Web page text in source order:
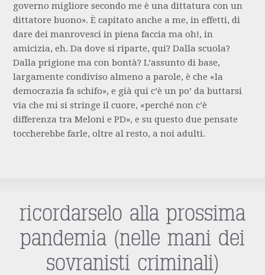
governo migliore secondo me è una dittatura con un
dittatore buono». È capitato anche a me, in effetti, di
dare dei manrovesci in piena faccia ma oh!, in
amicizia, eh. Da dove si riparte, qui? Dalla scuola?
Dalla prigione ma con bontà? L’assunto di base,
largamente condiviso almeno a parole, è che «la
democrazia fa schifo», e già qui c’è un po’ da buttarsi
via che mi si stringe il cuore, «perché non c’è
differenza tra Meloni e PD», e su questo due pensate
toccherebbe farle, oltre al resto, a noi adulti.
ricordarselo alla prossima
pandemia (nelle mani dei
sovranisti criminali)